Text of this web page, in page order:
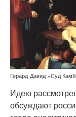
Герард Давид «Суд
Идею
обсуждают